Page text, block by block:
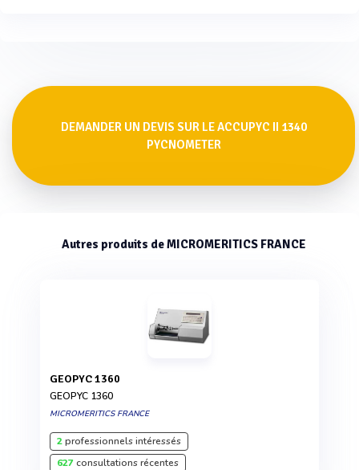
DEMANDER UN DEVIS SUR LE ACCUPYC II 1340
PYCNOMETER
Autres produits de MICROMERITICS FRANCE
GEOPYC 1360
GEOPYC 1360
MICROMERITICS FRANCE
2professionnels intéressés
627consultations récentes